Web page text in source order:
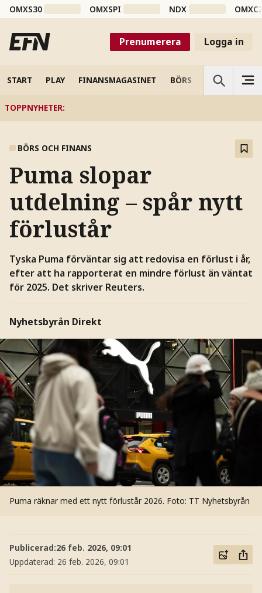
OMXS30 OMXSPI NDX
Prenumerera Logga in
START PLAY FINANSMAGASINET BÖRS VETENSKAP
TOPPNYHETER:
BÖRS OCH FINANS
Puma slopar
utdelning – spår nytt
förlustår
Tyska Puma förväntar sig att redovisa en förlust i år,
efter att ha rapporterat en mindre förlust än väntat
för 2025. Det skriver Reuters.
Nyhetsbyrån Direkt
Puma räknar med ett nytt förlustår 2026. Foto: TT Nyhetsbyrån
Publicerad:26 feb. 2026, 09:01
Uppdaterad: 26 feb. 2026, 09:01